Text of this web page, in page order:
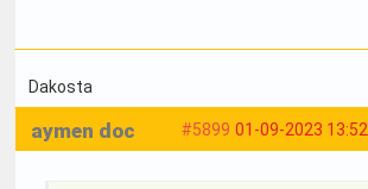
Dakosta
#5899 01-09-2023 13:52
aymen doc